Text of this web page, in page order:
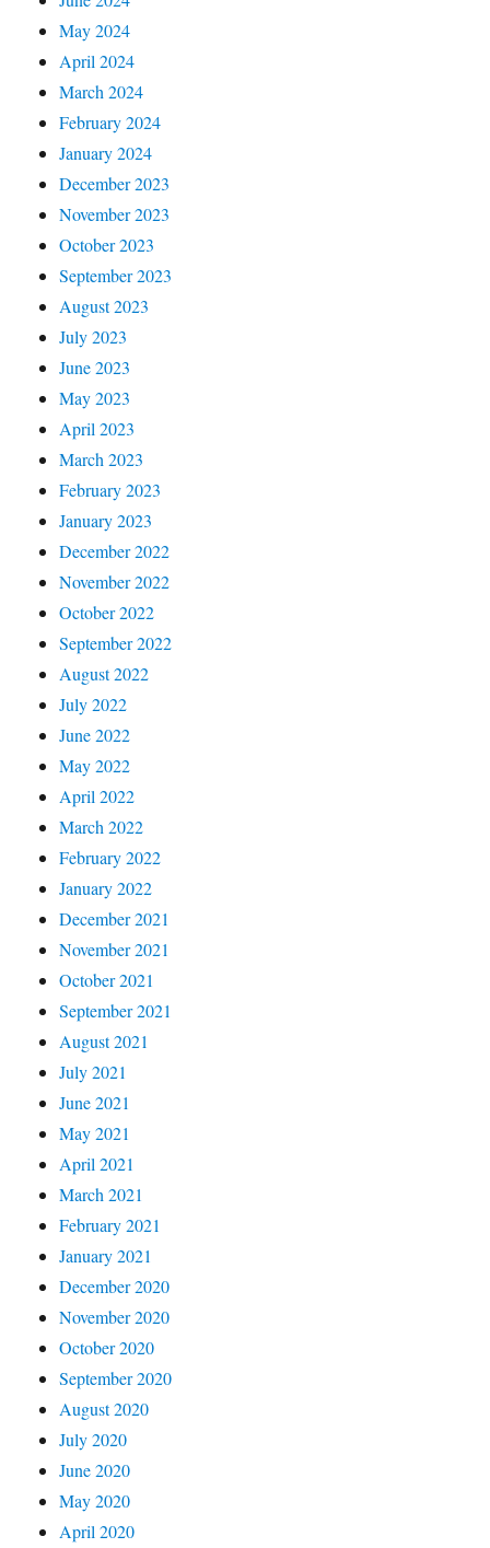
May 2024
April 2024
March 2024
February 2024
January 2024
December 2023
November 2023
October 2023
September 2023
August 2023
July 2023
June 2023
May 2023
April 2023
March 2023
February 2023
January 2023
December 2022
November 2022
October 2022
September 2022
August 2022
July 2022
June 2022
May 2022
April 2022
March 2022
February 2022
January 2022
December 2021
November 2021
October 2021
September 2021
August 2021
July 2021
June 2021
May 2021
April 2021
March 2021
February 2021
January 2021
December 2020
November 2020
October 2020
September 2020
August 2020
July 2020
June 2020
May 2020
April 2020